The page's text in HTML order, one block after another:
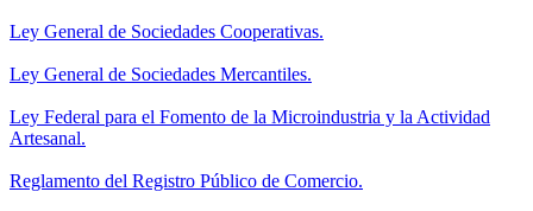
Ley General de Sociedades Cooperativas.
Ley General de Sociedades Mercantiles.
Ley Federal para el Fomento de la Microindustria y la Actividad
Artesanal.
Reglamento del Registro Público de Comercio.